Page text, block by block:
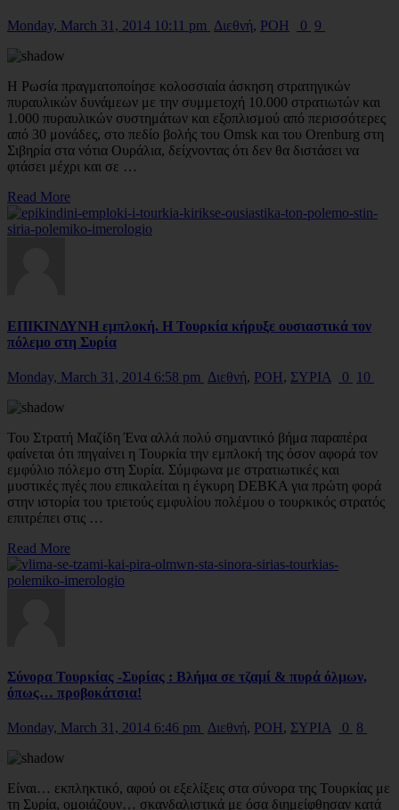
Monday, March 31, 2014 10:11 pm Διεθνή, ΡΟΗ 0 9
H Ρωσία πραγματοποίησε κολοσσιαία άσκηση στρατηγικών
πυραυλικών δυνάμεων με την συμμετοχή 10.000 στρατιωτών και
1.000 πυραυλικών συστημάτων και εξοπλισμού από περισσότερες
από 30 μονάδες, στo πεδίο βολής του Omsk και του Orenburg στη
Σιβηρία στα νότια Ουράλια, δείχνοντας ότι δεν θα διστάσει να
φτάσει μέχρι και σε …
Read More
ΕΠΙΚΙΝΔΥΝΗ εμπλοκή. Η Τουρκία κήρυξε ουσιαστικά τον
πόλεμο στη Συρία
Monday, March 31, 2014 6:58 pm Διεθνή, ΡΟΗ, ΣΥΡΙΑ 0 10
Του Στρατή Μαζίδη Ένα αλλά πολύ σημαντικό βήμα παραπέρα
φαίνεται ότι πηγαίνει η Τουρκία την εμπλοκή της όσον αφορά τον
εμφύλιο πόλεμο στη Συρία. Σύμφωνα με στρατιωτικές και
μυστικές πγές που επικαλείται η έγκυρη DEBKA για πρώτη φορά
στην ιστορία του τριετούς εμφυλίου πολέμου o τουρκικός στρατός
επιτρέπει στις …
Read More
Σύνορα Τουρκίας -Συρίας : Βλήμα σε τζαμί & πυρά όλμων,
όπως… προβοκάτσια!
Monday, March 31, 2014 6:46 pm Διεθνή, ΡΟΗ, ΣΥΡΙΑ 0 8
Είναι… εκπληκτικό, αφού οι εξελίξεις στα σύνορα της Τουρκίας με
τη Συρία, ομοιάζουν… σκανδαλιστικά με όσα διημείφθησαν κατά